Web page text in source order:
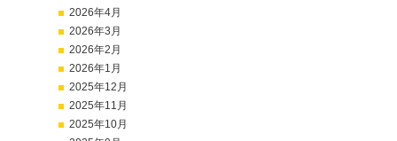
2026年4月
2026年3月
2026年2月
2026年1月
2025年12月
2025年11月
2025年10月